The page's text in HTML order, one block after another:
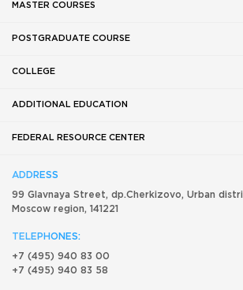
MASTER COURSES
POSTGRADUATE COURSE
COLLEGE
ADDITIONAL EDUCATION
FEDERAL RESOURCE CENTER
ADDRESS
99 Glavnaya Street, dp.Cherkizovo, Urban
Moscow region, 141221
TELEPHONES:
+7 (495) 940 83 00
+7 (495) 940 83 58